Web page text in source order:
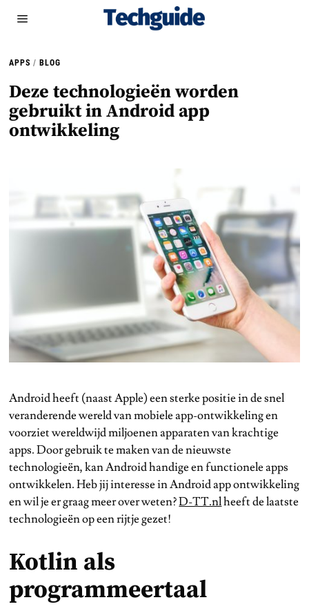
APPS / BLOG
Deze technologieën worden
gebruikt in Android app
ontwikkeling
Android heeft (naast Apple) een sterke positie in de snel
veranderende wereld van mobiele app-ontwikkeling en
voorziet wereldwijd miljoenen apparaten van krachtige
apps. Door gebruik te maken van de nieuwste
technologieën, kan Android handige en functionele apps
ontwikkelen. Heb jij interesse in Android app ontwikkeling
en wil je er graag meer over weten?D-TT.nlheeft de laatste
technologieën op een rijtje gezet!
Kotlin als
programmeertaal